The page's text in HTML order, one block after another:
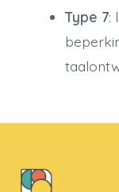
Type 7: